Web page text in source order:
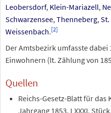
Leobersdorf, Klein-Mariazell,
Schwarzensee,Thenneberg,
Weissenbach.[2]
Der Amtsbezirk umfasste dabei
Einwohnern (lt. Zählung von
Quellen
Reichs-Gesetz-Blatt für
Jahrgang 1853, LXXXI.